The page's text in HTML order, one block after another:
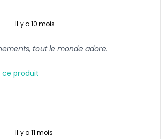
Il y a 10 mois
tout le monde adore.
produit
Il y a 11 mois